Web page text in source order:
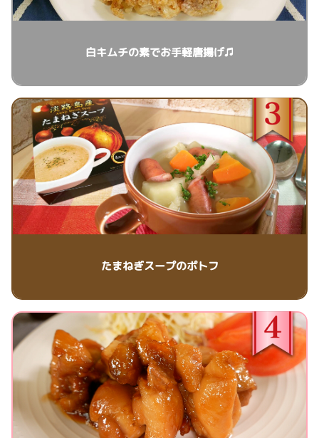
白キムチの素でお手軽唐揚げ♫
たまねぎスープのポトフ